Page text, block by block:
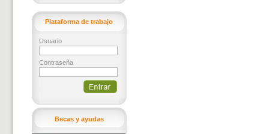
Plataforma de trabajo
Usuario
Contraseña
Becas y ayudas